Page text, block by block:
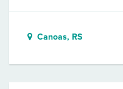
Canoas, RS